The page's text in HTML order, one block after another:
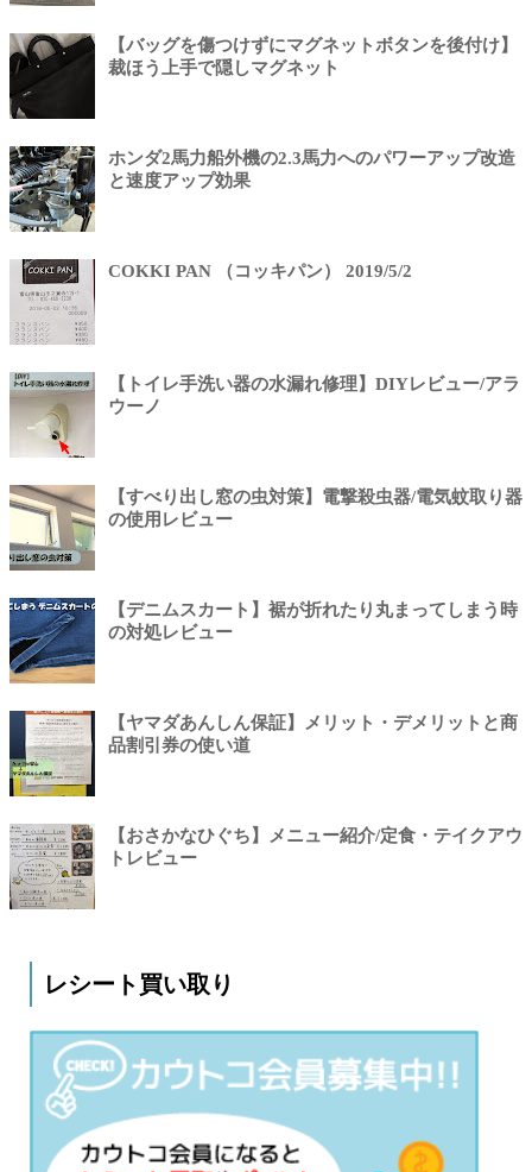
【バッグを傷つけずにマグネットボタンを後付け】
裁ほう上手で隠しマグネット
ホンダ2馬力船外機の2.3馬力へのパワーアップ改造
と速度アップ効果
COKKI PAN （コッキパン） 2019/5/2
【トイレ手洗い器の水漏れ修理】DIYレビュー/アラ
ウーノ
【すべり出し窓の虫対策】電撃殺虫器/電気蚊取り器
の使用レビュー
【デニムスカート】裾が折れたり丸まってしまう時
の対処レビュー
【ヤマダあんしん保証】メリット・デメリットと商
品割引券の使い道
【おさかなひぐち】メニュー紹介/定食・テイクアウ
トレビュー
レシート買い取り